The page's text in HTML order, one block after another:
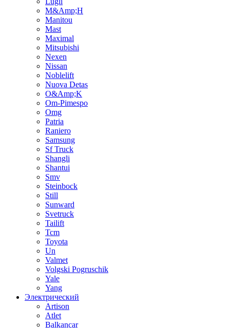
M&Amp;H
Manitou
Mast
Maximal
Mitsubishi
Nexen
Nissan
Noblelift
Nuova Detas
O&Amp;K
Om-Pimespo
Omg
Patria
Raniero
Samsung
Sf Truck
Shangli
Shantui
Smv
Steinbock
Still
Sunward
Svetruck
Tailift
Tcm
Toyota
Un
Valmet
Volgski Pogruschik
Yale
Yang
Электрический
Artison
Atlet
Balkancar